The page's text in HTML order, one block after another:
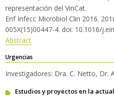
representación del VinCat.
Enf Infecc Microbiol Clin 2016.
005X(15)00447-4. doi: 10.1016/
Abstract
Urgencias
Investigadores: Dra. C. Netto, Dr.
Estudios y proyectos en la